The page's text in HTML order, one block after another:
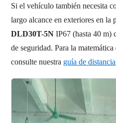
Si el vehículo también necesita
largo alcance en exteriores en la
DLD30T-5N IP67 (hasta 40 m)
de seguridad. Para la
consulte nuestra guía de